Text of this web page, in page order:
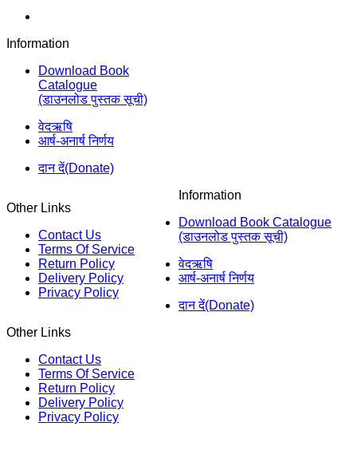
Information
Download Book
Catalogue
(डाउनलोड पुस्तक सूची)
वेदऋषि
आर्ष-अनार्ष निर्णय
दान दें(Donate)
Other Links
Contact Us
Terms Of Service
Return Policy
Delivery Policy
Privacy Policy
Information
Download Book Catalogue
(डाउनलोड पुस्तक सूची)
वेदऋषि
आर्ष-अनार्ष निर्णय
दान दें(Donate)
Other Links
Contact Us
Terms Of Service
Return Policy
Delivery Policy
Privacy Policy